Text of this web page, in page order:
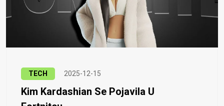
TECH 2025-12-15
Kim Kardashian Se Pojavila U